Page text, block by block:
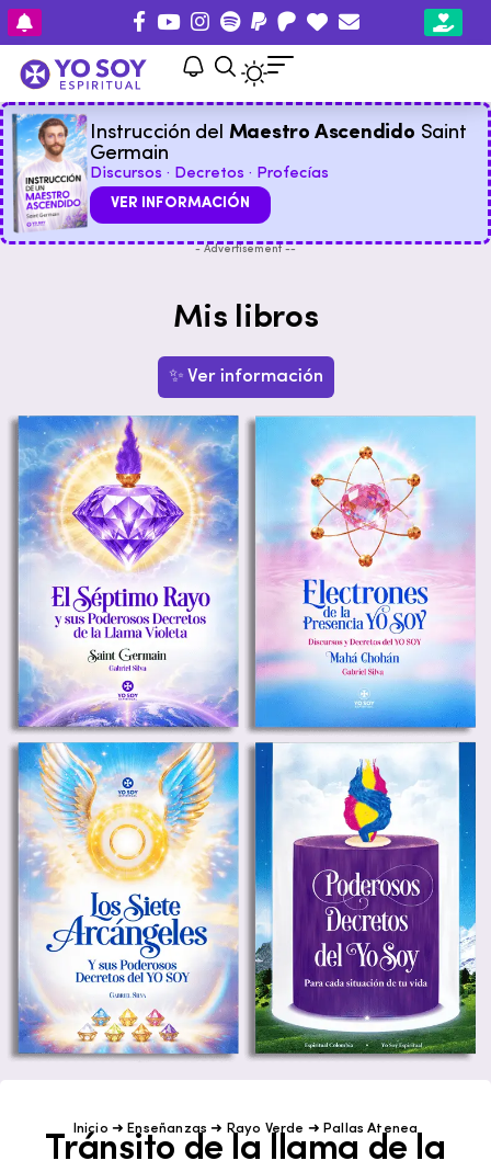
Instrucción del Maestro Ascendido Saint
Germain
Discursos · Decretos · Profecías
VER INFORMACIÓN
- Advertisement --
Mis libros
✨ Ver información
Inicio ➜ Enseñanzas ➜ Rayo Verde ➜ Pallas Atenea
Tránsito de la llama de la